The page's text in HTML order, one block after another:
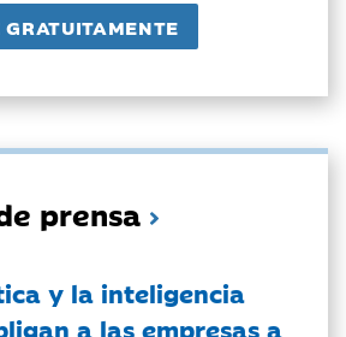
prensa
y la inteligencia
a las empresas a